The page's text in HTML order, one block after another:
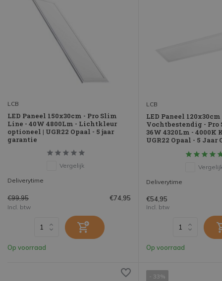
LCB
LED Paneel 150x30cm - Pro Slim
Line - 40W 4800Lm - Lichtkleur
optioneel | UGR22 Opaal - 5 jaar
garantie
Vergelijk
Deliverytime
€99,95 €74,95
Incl. btw
Op voorraad
LCB
LED Paneel 120x30cm
Vochtbestendig - Pro
36W 4320Lm - 4000K
UGR22 Opaal - 5 Jaar
Deliverytime
€54,95
Incl. btw
Op voorraad
- 33%